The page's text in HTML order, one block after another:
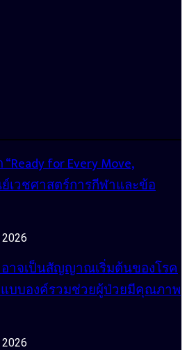
for Every Move,
เวชศาสตร์การกีฬาและข้อ
อาจเป็นสัญญาณเริ่มต้นของโรค
บบองค์รวมช่วยผู้ป่วยมีคุณภาพ